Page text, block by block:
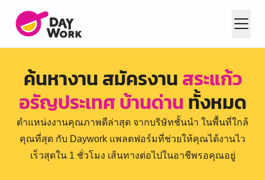
ค้นหางาน สมัครงานสระแก้ว
อรัญประเทศ บ้านด่านทั้งหมด
ตำแหน่งงานคุณภาพดีล่าสุด จากบริษัทชั้นนำ ในพื้นที่ใกล้
คุณที่สุด กับ Daywork แพลตฟอร์มที่ช่วยให้คุณได้งานไว
เร็วสุดใน 1 ชั่วโมง เส้นทางต่อไปในอาชีพรอคุณอยู่